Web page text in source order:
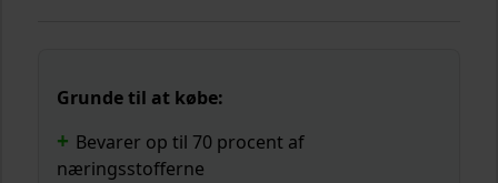
Grunde til at købe:
Bevarer op til 70 procent af
næringsstofferne